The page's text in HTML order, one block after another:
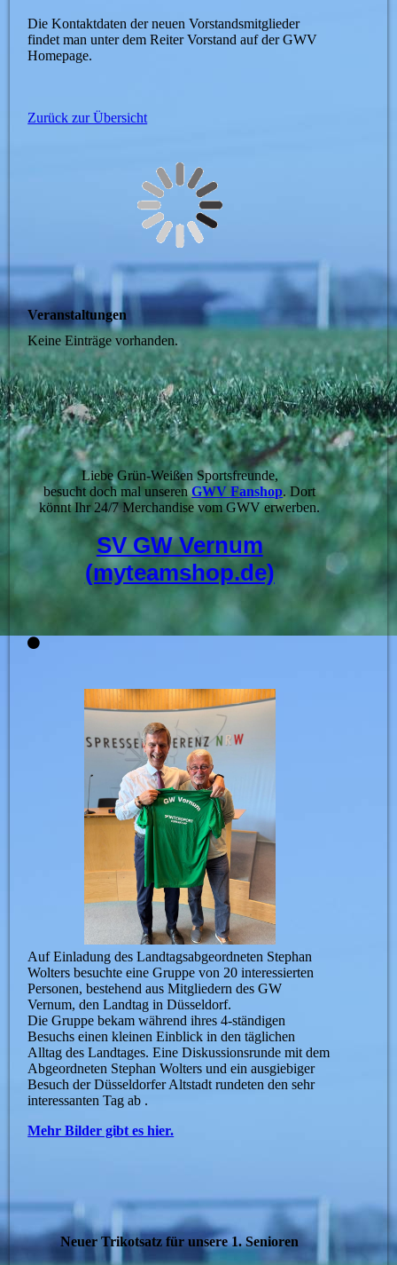
Die Kontaktdaten der neuen Vorstandsmitglieder
findet man unter dem Reiter Vorstand auf der GWV
Homepage.
Zurück zur Übersicht
Veranstaltungen
Keine Einträge vorhanden.
Liebe Grün-Weißen Sportsfreunde,
besucht doch mal unserenGWV Fanshop. Dort
könnt Ihr 24/7 Merchandise vom GWV erwerben.
SV GW Vernum
(myteamshop.de)
Auf Einladung des Landtagsabgeordneten Stephan
Wolters besuchte eine Gruppe von 20 interessierten
Personen, bestehend aus Mitgliedern des GW
Vernum, den Landtag in Düsseldorf.
Die Gruppe bekam während ihres 4-ständigen
Besuchs einen kleinen Einblick in den täglichen
Alltag des Landtages. Eine Diskussionsrunde mit dem
Abgeordneten Stephan Wolters und ein ausgiebiger
Besuch der Düsseldorfer Altstadt rundeten den sehr
interessanten Tag ab .
Mehr Bilder gibt es hier.
Neuer Trikotsatz für unsere 1. Senioren